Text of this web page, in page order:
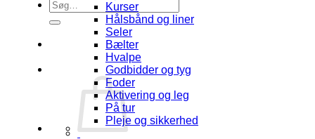
Søg
efter:
Kurser
Hålsbånd og liner
Seler
Bælter
Hvalpe
Godbidder og tyg
Foder
Aktivering og leg
På tur
Pleje og sikkerhed